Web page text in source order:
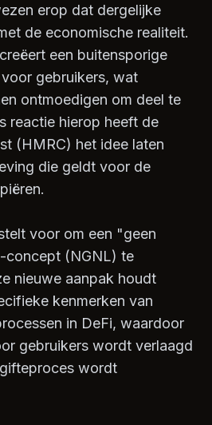
erop dat dergelijke
de economische realiteit.
een buitensporige
gebruikers, wat
ontmoedigen om deel te
reactie hierop heeft de
(HMRC) het idee laten
die geldt voor de
voor om een ​​"geen
concept (NGNL) te
nieuwe aanpak houdt
kenmerken van
in DeFi, waardoor
gebruikers wordt verlaagd
wordt